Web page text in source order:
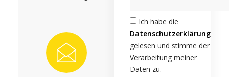
Ich habe die
Datenschutzerklärung
gelesen und stimme der
Verarbeitung meiner
Daten zu.